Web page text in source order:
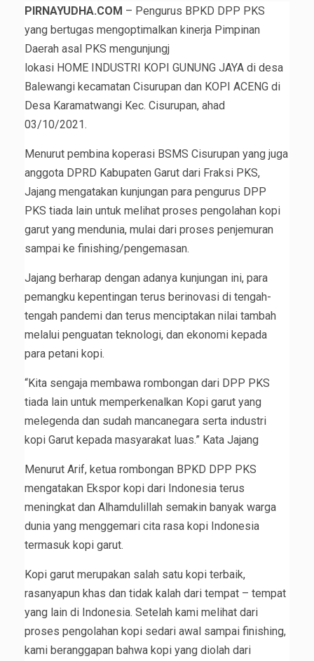
PIRNAYUDHA.COM – Pengurus BPKD DPP PKS
yang bertugas mengoptimalkan kinerja Pimpinan
Daerah asal PKS mengunjungj
lokasi HOME INDUSTRI KOPI GUNUNG JAYA di desa
Balewangi kecamatan Cisurupan dan KOPI ACENG di
Desa Karamatwangi Kec. Cisurupan, ahad
03/10/2021.
Menurut pembina koperasi BSMS Cisurupan yang juga
anggota DPRD Kabupaten Garut dari Fraksi PKS,
Jajang mengatakan kunjungan para pengurus DPP
PKS tiada lain untuk melihat proses pengolahan kopi
garut yang mendunia, mulai dari proses penjemuran
sampai ke finishing/pengemasan.
Jajang berharap dengan adanya kunjungan ini, para
pemangku kepentingan terus berinovasi di tengah-
tengah pandemi dan terus menciptakan nilai tambah
melalui penguatan teknologi, dan ekonomi kepada
para petani kopi.
“Kita sengaja membawa rombongan dari DPP PKS
tiada lain untuk memperkenalkan Kopi garut yang
melegenda dan sudah mancanegara serta industri
kopi Garut kepada masyarakat luas.” Kata Jajang
Menurut Arif, ketua rombongan BPKD DPP PKS
mengatakan Ekspor kopi dari Indonesia terus
meningkat dan Alhamdulillah semakin banyak warga
dunia yang menggemari cita rasa kopi Indonesia
termasuk kopi garut.
Kopi garut merupakan salah satu kopi terbaik,
rasanyapun khas dan tidak kalah dari tempat – tempat
yang lain di Indonesia. Setelah kami melihat dari
proses pengolahan kopi sedari awal sampai finishing,
kami beranggapan bahwa kopi yang diolah dari